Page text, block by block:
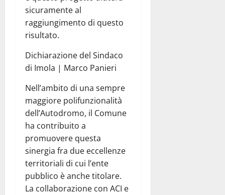
sicuramente al
raggiungimento di questo
risultato.
Dichiarazione del Sindaco
di Imola | Marco Panieri
Nell’ambito di una sempre
maggiore polifunzionalità
dell’Autodromo, il Comune
ha contribuito a
promuovere questa
sinergia fra due eccellenze
territoriali di cui l’ente
pubblico è anche titolare.
La collaborazione con ACI e